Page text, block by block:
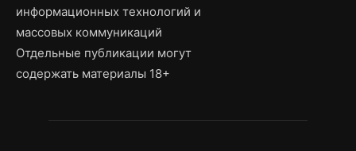
информационных технологий и
массовых коммуникаций
Отдельные публикации могут
содержать материалы 18+